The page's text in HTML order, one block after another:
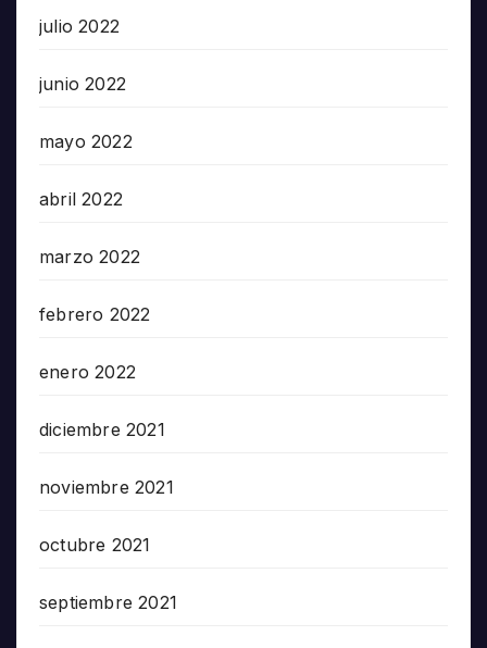
julio 2022
junio 2022
mayo 2022
abril 2022
marzo 2022
febrero 2022
enero 2022
diciembre 2021
noviembre 2021
octubre 2021
septiembre 2021